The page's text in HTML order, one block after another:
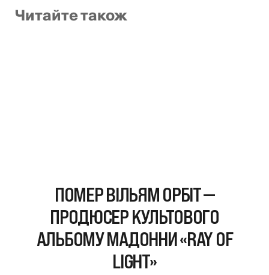
Читайте також
ПОМЕР ВІЛЬЯМ ОРБІТ —
ПРОДЮСЕР КУЛЬТОВОГО
АЛЬБОМУ МАДОННИ «RAY OF
LIGHT»